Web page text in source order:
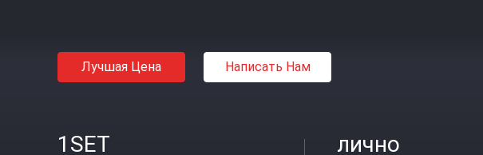
Лучшая Цена Написать Нам
1SET
лично